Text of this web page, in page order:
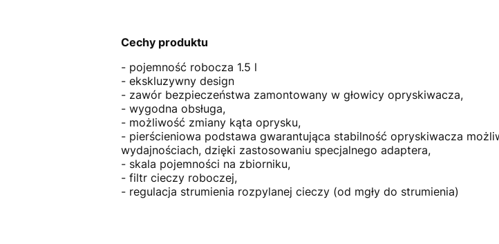
Cechy produktu
- pojemność robocza 1.5 l
- ekskluzywny design
- zawór bezpieczeństwa zamontowany w głowicy opryskiwacza,
- wygodna obsługa,
- możliwość zmiany kąta oprysku,
- pierścieniowa podstawa gwarantująca stabilność opryskiwacza
wydajnościach, dzięki zastosowaniu specjalnego adaptera,
- skala pojemności na zbiorniku,
- filtr cieczy roboczej,
- regulacja strumienia rozpylanej cieczy (od mgły do strumienia)